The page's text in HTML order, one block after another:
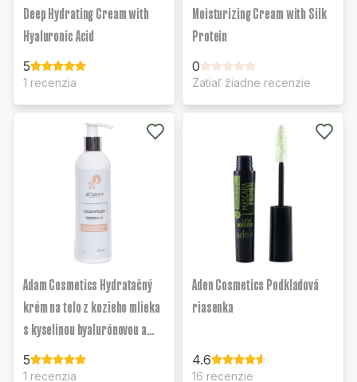
Deep Hydrating Cream with
Hyaluronic Acid
5
1 recenzia
Moisturizing Cream with Silk
Protein
0
Zatiaľ žiadne recenzie
Adam Cosmetics Hydratačný
krém na telo z kozieho mlieka
s kyselinou hyalurónovou a
panthenolom
5
1 recenzia
Aden Cosmetics Podkladová
riasenka
4.6
16 recenzie